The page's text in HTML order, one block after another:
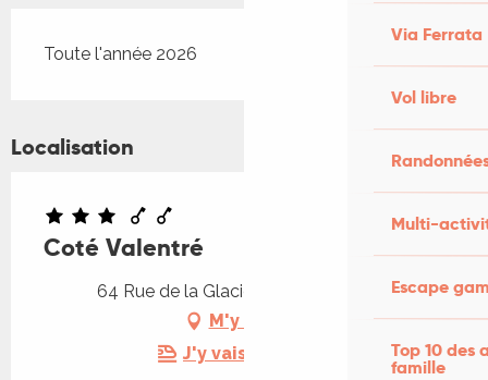
Via Ferrata
Vol libre
Multi-
Escape
Top 10 des
famille
Toute l'année 2026
Localisation
Coté Valentré
64 Rue de la Glacière, 46000 Cahors
M'y rendre
J'y vais en train !